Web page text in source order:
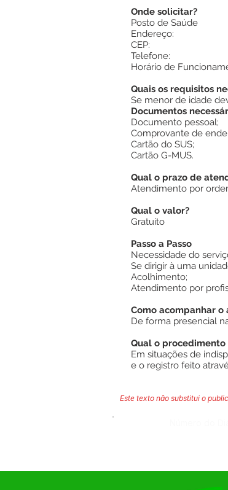
Onde solicitar?
Posto de Saúde
Endereço:
CEP:
Telefone:
Horário de
Quais os requisitos
Se menor de idade
Documentos
Documento pessoal;
Comprovante de
Cartão do SUS;
Cartão G-MUS.
Qual o prazo de
Atendimento por
Qual o valor?
Gratuito
Passo a Passo
Necessidade do
Se dirigir à uma
Acolhimento;
Atendimento por
Como acompanhar o
De forma presencial
Qual o
Em situações de
e o registro feito
Este texto não substitui o